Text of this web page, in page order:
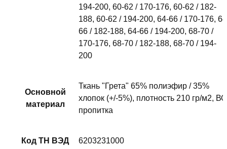
194-200, 60-62 / 170-176, 60-62 / 182-
188, 60-62 / 194-200, 64-66 / 170-176,
66 / 182-188, 64-66 / 194-200, 68-70 /
170-176, 68-70 / 182-188, 68-70 / 194-
200
Основной
материал
Ткань "Грета" 65% полиэфир / 35%
хлопок (+/-5%), плотность 210 гр/м2,
пропитка
Код ТН ВЭД 6203231000